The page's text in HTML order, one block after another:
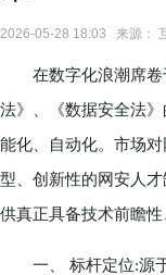
2026-05-28 18:03 来源：
在数字化浪潮席卷千
法》、《数据安全法
能化、自动化。市场
型、创新性的网安人
供真正具备技术前瞻
一、 标杆定位:源于